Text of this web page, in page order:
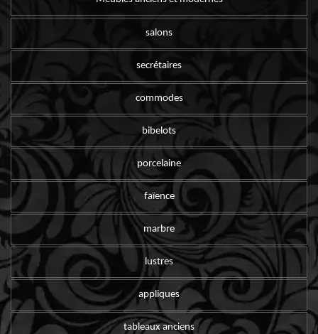
salons
secrétaires
commodes
bibelots
porcelaine
faïence
marbre
lustres
appliques
tableaux anciens